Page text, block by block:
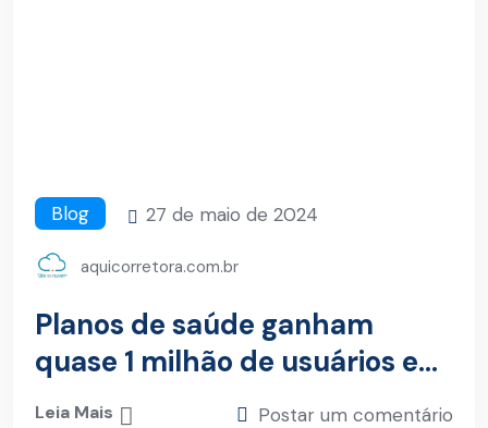
Blog 27 de maio de 2024
aquicorretora.com.br
Planos de saúde ganham
quase 1 milhão de usuários em
12 meses
Leia Mais Postar um comentário